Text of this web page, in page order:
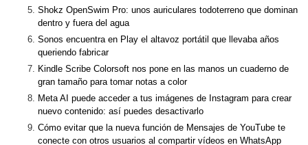
Shokz OpenSwim Pro: unos auriculares todoterreno que dominan
dentro y fuera del agua
Sonos encuentra en Play el altavoz portátil que llevaba años
queriendo fabricar
Kindle Scribe Colorsoft nos pone en las manos un cuaderno de
gran tamaño para tomar notas a color
Meta AI puede acceder a tus imágenes de Instagram para crear
nuevo contenido: así puedes desactivarlo
Cómo evitar que la nueva función de Mensajes de YouTube te
conecte con otros usuarios al compartir vídeos en WhatsApp